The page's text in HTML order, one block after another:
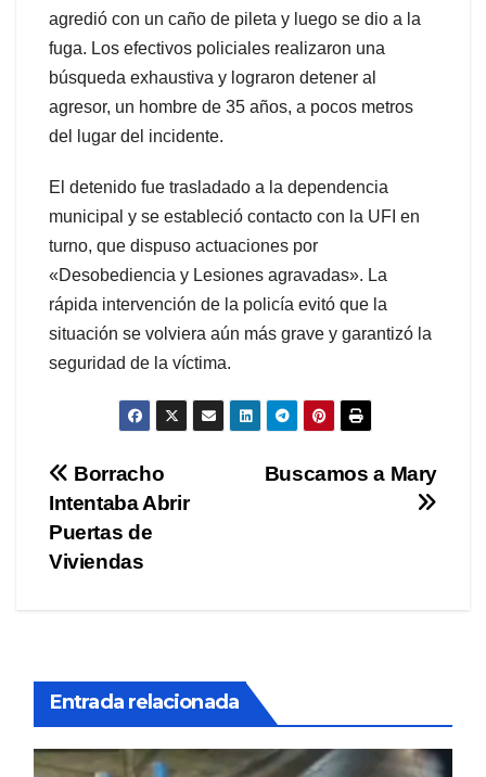
agredió con un caño de pileta y luego se dio a la
fuga. Los efectivos policiales realizaron una
búsqueda exhaustiva y lograron detener al
agresor, un hombre de 35 años, a pocos metros
del lugar del incidente.
El detenido fue trasladado a la dependencia
municipal y se estableció contacto con la UFI en
turno, que dispuso actuaciones por
«Desobediencia y Lesiones agravadas». La
rápida intervención de la policía evitó que la
situación se volviera aún más grave y garantizó la
seguridad de la víctima.
Navegación
de
entradas
Buscamos a Mary
Borracho
Intentaba Abrir
Puertas de
Viviendas
Entrada relacionada